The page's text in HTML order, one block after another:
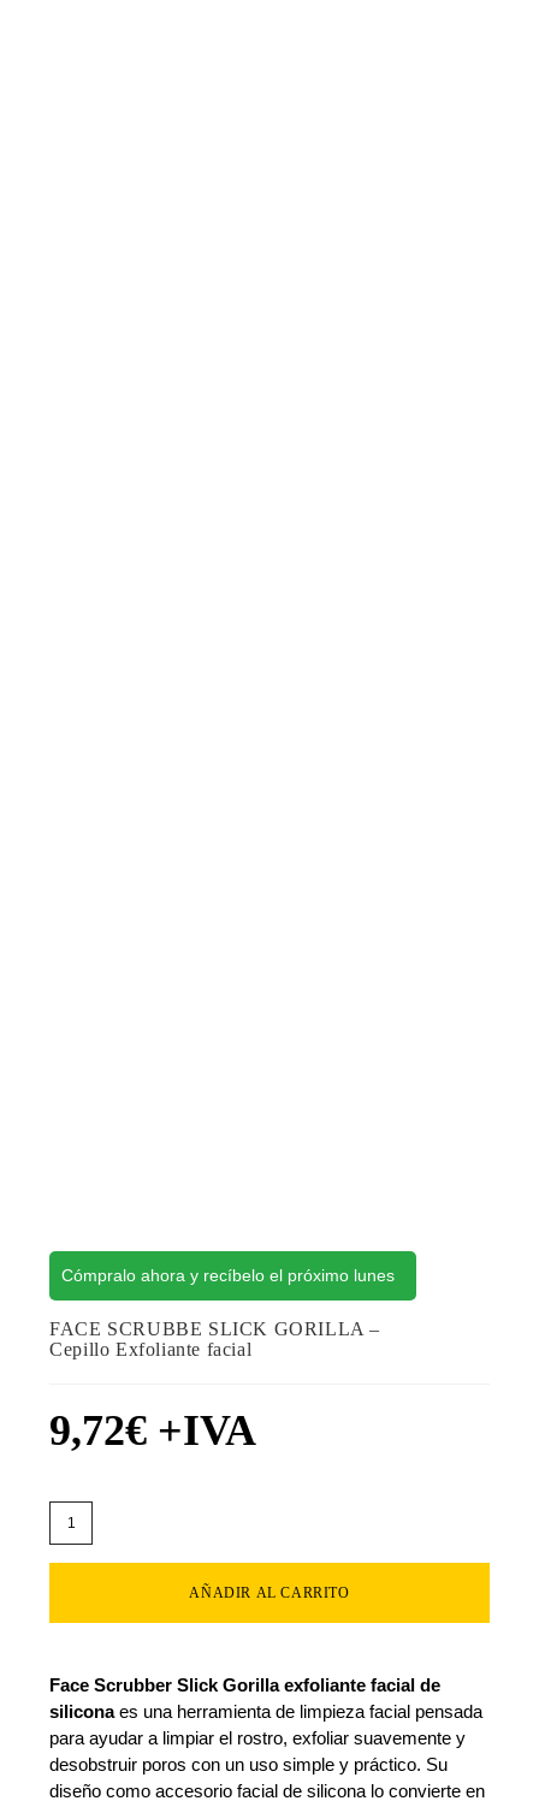
Cómpralo ahora y recíbelo el próximo lunes
FACE SCRUBBE SLICK GORILLA –
Cepillo Exfoliante facial
9,72€ +IVA
AÑADIR AL CARRITO
Face Scrubber Slick Gorilla exfoliante facial de
siliconaes una herramienta de limpieza facial pensada
para ayudar a limpiar el rostro, exfoliar suavemente y
desobstruir poros con un uso simple y práctico. Su
diseño como accesorio facial de silicona lo convierte en